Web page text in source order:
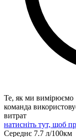
Те, як ми вимірюємо
команда
витрат
натисніть тут, щоб
Середнє 7.7 л/100км